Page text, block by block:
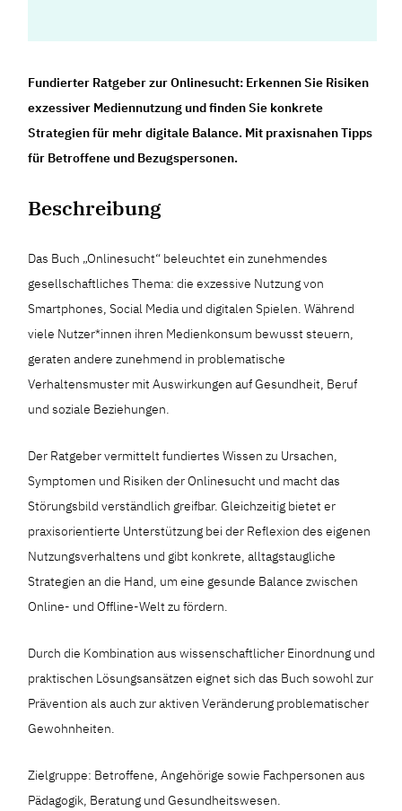
Fundierter Ratgeber zur Onlinesucht: Erkennen Sie Risiken
exzessiver Mediennutzung und finden Sie konkrete
Strategien für mehr digitale Balance. Mit praxisnahen Tipps
für Betroffene und Bezugspersonen.
Beschreibung
Das Buch „Onlinesucht“ beleuchtet ein zunehmendes
gesellschaftliches Thema: die exzessive Nutzung von
Smartphones, Social Media und digitalen Spielen. Während
viele Nutzer*innen ihren Medienkonsum bewusst steuern,
geraten andere zunehmend in problematische
Verhaltensmuster mit Auswirkungen auf Gesundheit, Beruf
und soziale Beziehungen.
Der Ratgeber vermittelt fundiertes Wissen zu Ursachen,
Symptomen und Risiken der Onlinesucht und macht das
Störungsbild verständlich greifbar. Gleichzeitig bietet er
praxisorientierte Unterstützung bei der Reflexion des eigenen
Nutzungsverhaltens und gibt konkrete, alltagstaugliche
Strategien an die Hand, um eine gesunde Balance zwischen
Online- und Offline-Welt zu fördern.
Durch die Kombination aus wissenschaftlicher Einordnung und
praktischen Lösungsansätzen eignet sich das Buch sowohl zur
Prävention als auch zur aktiven Veränderung problematischer
Gewohnheiten.
Zielgruppe: Betroffene, Angehörige sowie Fachpersonen aus
Pädagogik, Beratung und Gesundheitswesen.